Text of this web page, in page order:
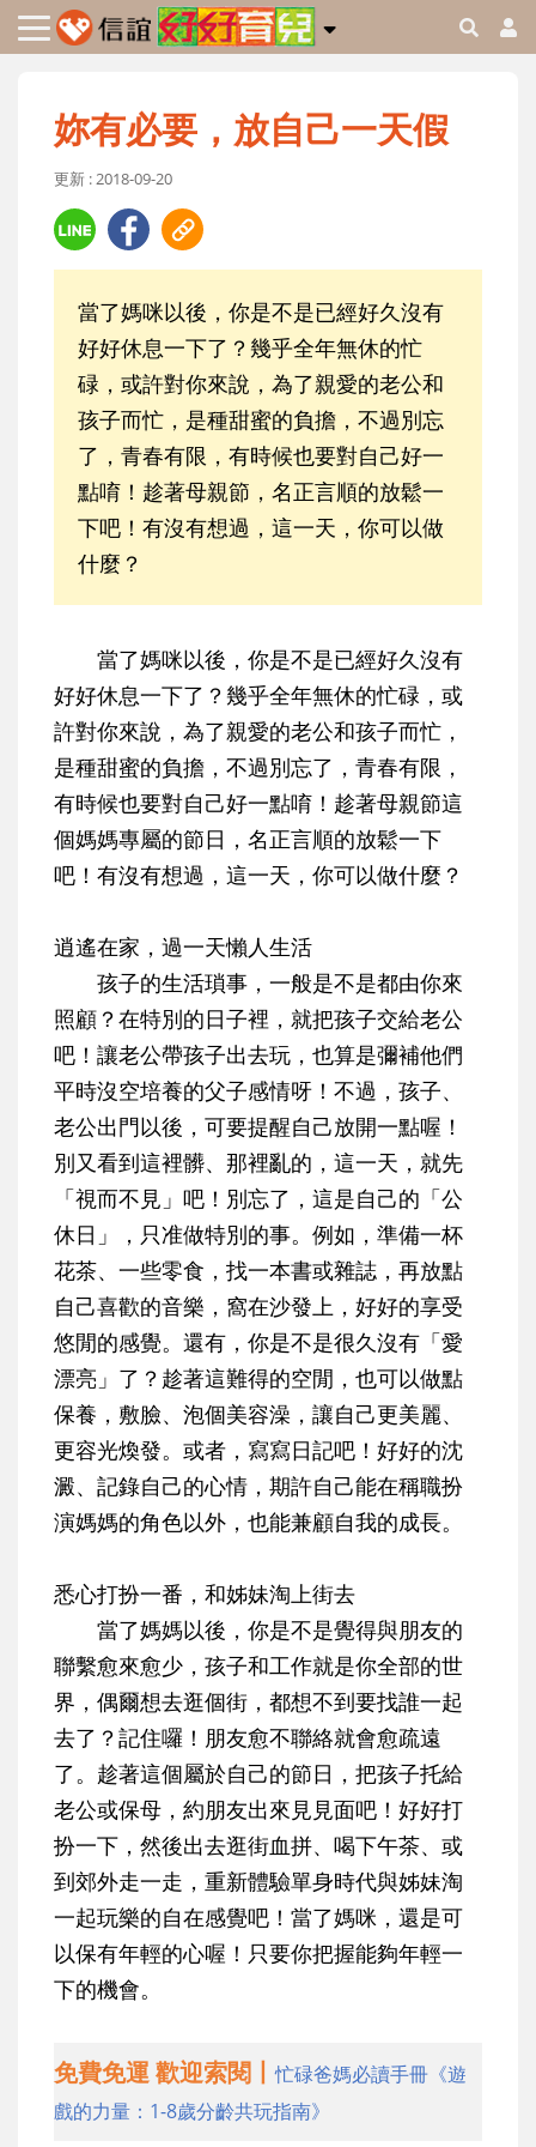
妳有必要，放自己一天假
更新 : 2018-09-20
當了媽咪以後，你是不是已經好久沒有
好好休息一下了？幾乎全年無休的忙
碌，或許對你來說，為了親愛的老公和
孩子而忙，是種甜蜜的負擔，不過別忘
了，青春有限，有時候也要對自己好一
點唷！趁著母親節，名正言順的放鬆一
下吧！有沒有想過，這一天，你可以做
什麼？
當了媽咪以後，你是不是已經好久沒有
好好休息一下了？幾乎全年無休的忙碌，或
許對你來說，為了親愛的老公和孩子而忙，
是種甜蜜的負擔，不過別忘了，青春有限，
有時候也要對自己好一點唷！趁著母親節這
個媽媽專屬的節日，名正言順的放鬆一下
吧！有沒有想過，這一天，你可以做什麼？
逍遙在家，過一天懶人生活
孩子的生活瑣事，一般是不是都由你來
照顧？在特別的日子裡，就把孩子交給老公
吧！讓老公帶孩子出去玩，也算是彌補他們
平時沒空培養的父子感情呀！不過，孩子、
老公出門以後，可要提醒自己放開一點喔！
別又看到這裡髒、那裡亂的，這一天，就先
「視而不見」吧！別忘了，這是自己的「公
休日」，只准做特別的事。例如，準備一杯
花茶、一些零食，找一本書或雜誌，再放點
自己喜歡的音樂，窩在沙發上，好好的享受
悠閒的感覺。還有，你是不是很久沒有「愛
漂亮」了？趁著這難得的空閒，也可以做點
保養，敷臉、泡個美容澡，讓自己更美麗、
更容光煥發。或者，寫寫日記吧！好好的沈
澱、記錄自己的心情，期許自己能在稱職扮
演媽媽的角色以外，也能兼顧自我的成長。
悉心打扮一番，和姊妹淘上街去
當了媽媽以後，你是不是覺得與朋友的
聯繫愈來愈少，孩子和工作就是你全部的世
界，偶爾想去逛個街，都想不到要找誰一起
去了？記住囉！朋友愈不聯絡就會愈疏遠
了。趁著這個屬於自己的節日，把孩子托給
老公或保母，約朋友出來見見面吧！好好打
扮一下，然後出去逛街血拼、喝下午茶、或
到郊外走一走，重新體驗單身時代與姊妹淘
一起玩樂的自在感覺吧！當了媽咪，還是可
以保有年輕的心喔！只要你把握能夠年輕一
下的機會。
免費免運 歡迎索閱丨忙碌爸媽必讀手冊《遊
戲的力量：1-8歲分齡共玩指南》